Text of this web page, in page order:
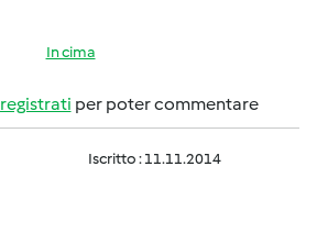
In cima
registrati per poter commentare
Iscritto : 11.11.2014